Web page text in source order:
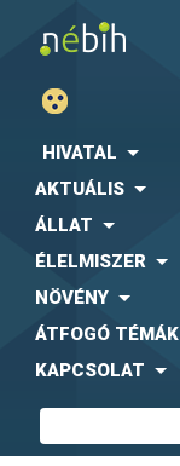
HIVATAL
AKTUÁLIS
ÁLLAT
ÉLELMISZER
NÖVÉNY
ÁTFOGÓ TÉMÁK
KAPCSOLAT